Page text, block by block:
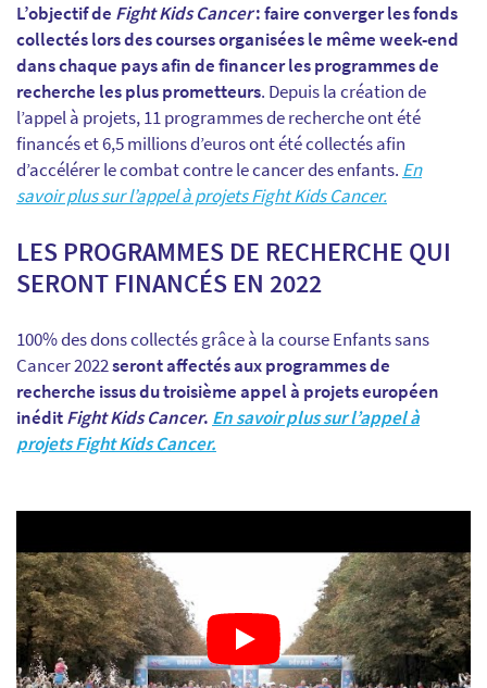
L’objectif de Fight Kids Cancer: faire converger les fonds
collectés lors des courses organisées le même week-end
dans chaque pays afin de financer les programmes de
recherche les plus prometteurs. Depuis la création de
l’appel à projets, 11 programmes de recherche ont été
financés et 6,5 millions d’euros ont été collectés afin
d’accélérer le combat contre le cancer des enfants. En
savoir plus sur l’appel à projets Fight Kids Cancer.
LES PROGRAMMES DE RECHERCHE QUI
SERONT FINANCÉS EN 2022
100% des dons collectés grâce à la course Enfants sans
Cancer 2022seront affectés aux programmes de
recherche issus du troisième appel à projets européen
inéditFight Kids Cancer. En savoir plus sur l’appel à
projets Fight Kids Cancer.